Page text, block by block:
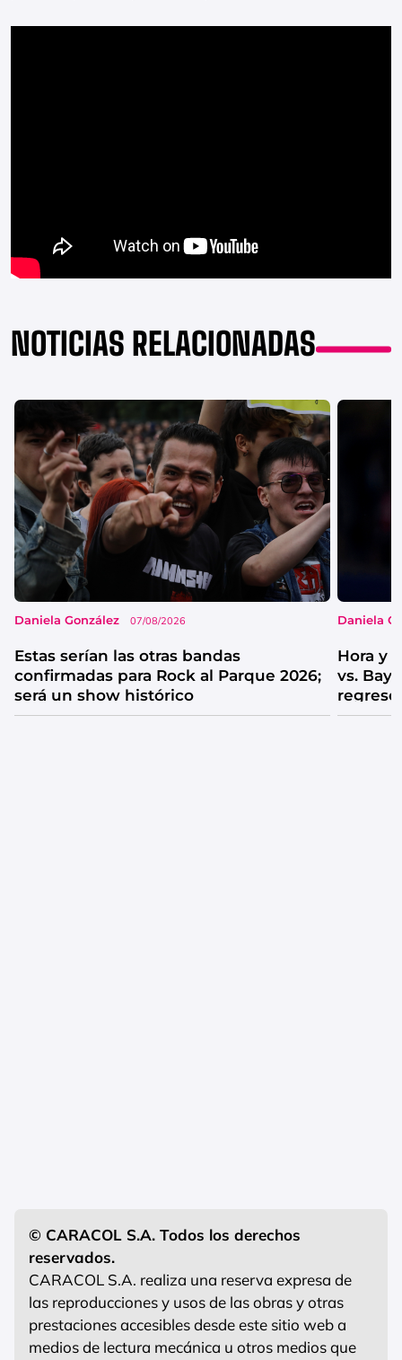
NOTICIAS RELACIONADAS
Daniela González 07/08/2026
Estas serían las otras bandas
confirmadas para Rock al Parque 2026;
será un show histórico
Daniela
Hora y
vs.
regreso
© CARACOL S.A. Todos los derechos
reservados.
CARACOL S.A. realiza una reserva expresa de
las reproducciones y usos de las obras y otras
prestaciones accesibles desde este sitio web a
medios de lectura mecánica u otros medios que